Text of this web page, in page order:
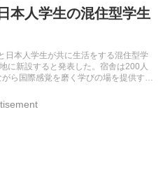
去問 人気記事
本人学生の混住型学生
本人学生が共に生活をする混住型学
に新設すると発表した。宿舎は200人
ら国際感覚を磨く学びの場を提供する